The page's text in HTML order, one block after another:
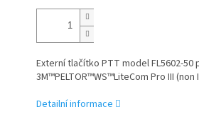
cena:
Externí tlačítko PTT model FL5602-50
3M™PELTOR™WS™LiteCom Pro III
Detailní informace